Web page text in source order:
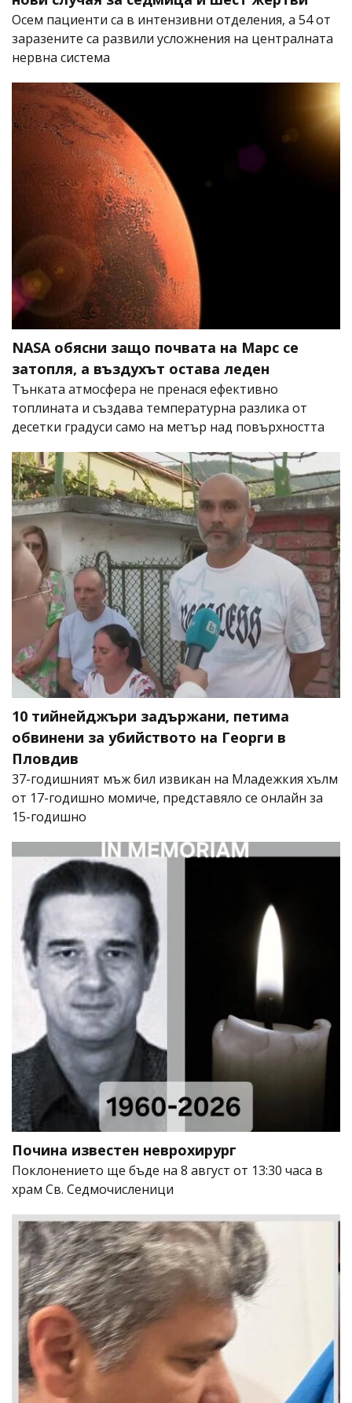
Осем пациенти са в интензивни отделения, а 54 от
заразените са развили усложнения на централната
нервна система
NASA обясни защо почвата на Марс се
затопля, а въздухът остава леден
Тънката атмосфера не пренася ефективно
топлината и създава температурна разлика от
десетки градуси само на метър над повърхността
10 тийнейджъри задържани, петима
обвинени за убийството на Георги в
Пловдив
37-годишният мъж бил извикан на Младежкия хълм
от 17-годишно момиче, представяло се онлайн за
15-годишно
Почина известен неврохирург
Поклонението ще бъде на 8 август от 13:30 часа в
храм Св. Седмочисленици